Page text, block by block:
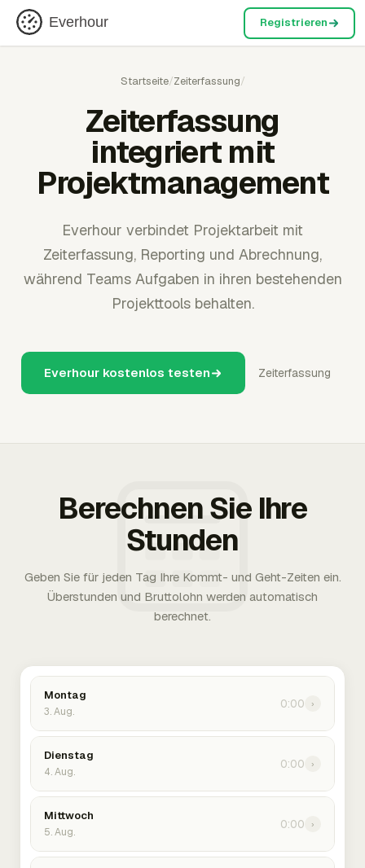
Everhour Registrieren
Startseite/Zeiterfassung/
Zeiterfassung
integriert mit
Projektmanagement
Everhour verbindet Projektarbeit mit
Zeiterfassung, Reporting und Abrechnung,
während Teams Aufgaben in ihren bestehenden
Projekttools behalten.
Everhour kostenlos testen Zeiterfassung
Berechnen Sie Ihre
Stunden
Geben Sie für jeden Tag Ihre Kommt- und Geht-Zeiten ein.
Überstunden und Bruttolohn werden automatisch
berechnet.
Montag
3. Aug.
0:00 ›
Dienstag
4. Aug.
0:00 ›
Mittwoch
5. Aug.
0:00 ›